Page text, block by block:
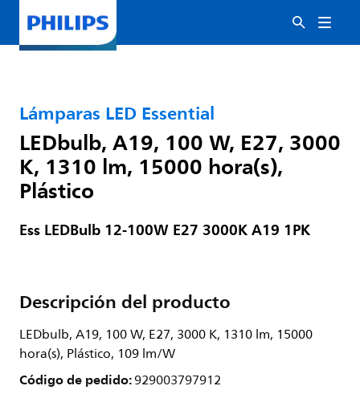
Lámparas LED Essential
LEDbulb, A19, 100 W, E27, 3000
K, 1310 lm, 15000 hora(s),
Plástico
Ess LEDBulb 12-100W E27 3000K A19 1PK
Descripción del producto
LEDbulb, A19, 100 W, E27, 3000 K, 1310 lm, 15000
hora(s), Plástico, 109 lm/W
Código de pedido:929003797912